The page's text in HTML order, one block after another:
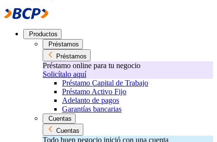
Productos
Préstamos
Préstamos
Préstamo online para tu negocio
Solicítalo aquí
Préstamo Capital de Trabajo
Préstamo Activo Fijo
Adelanto de pagos
Garantías bancarias
Cuentas
Cuentas
Todo buen negocio inició con una cuenta